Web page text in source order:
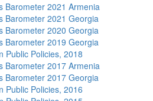
Barometer 2021 Armenia
Barometer 2021 Georgia
Barometer 2020 Georgia
Barometer 2019 Georgia
Public Policies, 2018
Barometer 2017 Armenia
Barometer 2017 Georgia
Public Policies, 2016